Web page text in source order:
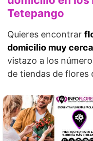
Tetepango
Quieres encontrar
domicilio muy
vistazo a los
de tiendas de flores